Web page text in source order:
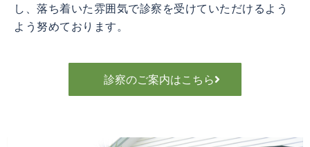
し、落ち着いた雰囲気で診察を受けていただけるよう
よう努めております。
診察のご案内はこちら